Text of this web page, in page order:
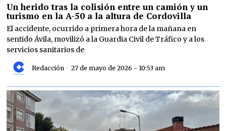
Un herido tras la colisión entre un camión y un
turismo en la A-50 a la altura de Cordovilla
El accidente, ocurrido a primera hora de la mañana en
sentido Ávila, movilizó a la Guardia Civil de Tráfico y a los
servicios sanitarios de
Redacción 27 de mayo de 2026 - 10:53 am